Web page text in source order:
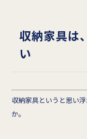
収納家具は
い
収納家具というと思い
か。